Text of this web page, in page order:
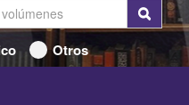
Otros